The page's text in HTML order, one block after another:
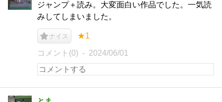
ジャンプ＋読み。大変面白い作品でした。一気読
みしてしまいました。
ナイス ★1
コメント(0) 2024/06/01